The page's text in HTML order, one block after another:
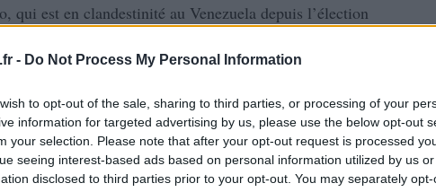
- Do Not Process My Personal Information
to opt-out of the sale, sharing to third parties, or processing of your
information for targeted advertising by us, please use the below opt-out
your selection. Please note that after your opt-out request is processed
seeing interest-based ads based on personal information utilized by us
disclosed to third parties prior to your opt-out. You may separately
qui est en clandestinité au Venezuela depuis l’élection
en juillet, a reçu le prix.